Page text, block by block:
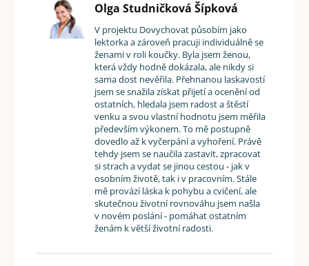
Olga Studničková Šípková
V projektu Dovychovat působím jako
lektorka a zároveň pracuji individuálně se
ženami v roli koučky. Byla jsem ženou,
která vždy hodně dokázala, ale nikdy si
sama dost nevěřila. Přehnanou laskavostí
jsem se snažila získat přijetí a ocenění od
ostatních, hledala jsem radost a štěstí
venku a svou vlastní hodnotu jsem měřila
především výkonem. To mě postupně
dovedlo až k vyčerpání a vyhoření. Právě
tehdy jsem se naučila zastavit, zpracovat
si strach a vydat se jinou cestou - jak v
osobním životě, tak i v pracovním. Stále
mě provází láska k pohybu a cvičení, ale
skutečnou životní rovnováhu jsem našla
v novém poslání - pomáhat ostatním
ženám k větší životní radosti.